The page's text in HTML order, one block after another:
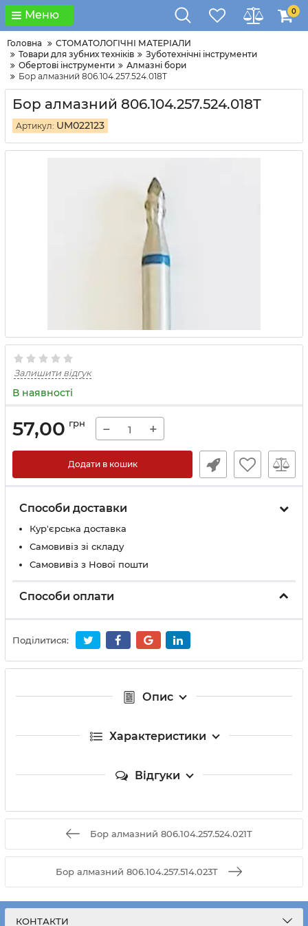
Меню 0
Головна
СТОМАТОЛОГІЧНІ МАТЕРІАЛИ
Товари для зубних техніків
Зуботехнічні інструменти
Обертові інструменти
Алмазні бори
Бор алмазний 806.104.257.524.018T
Бор алмазний 806.104.257.524.018T
Артикул: UM022123
Залишити відгук
В наявності
57,00 грн − +
Додати в кошик
Способи доставки
Кур'єрська доставка
Самовивіз зі складу
Самовивіз з Нової пошти
Способи оплати
Поділитися:
Опис
Характеристики
Відгуки
Бор алмазний 806.104.257.524.021T
Бор алмазний 806.104.257.514.023T
КОНТАКТИ